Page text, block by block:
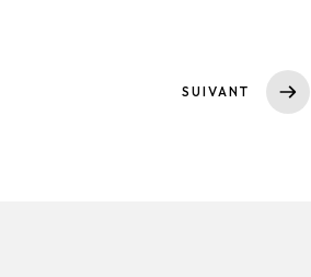
SUIVANT